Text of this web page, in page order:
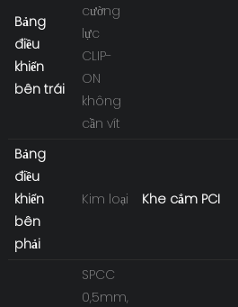
Bảng
điều
khiển
bên trái
cường
lực
CLIP-
ON
không
cần vít
Bảng
điều
khiển
bên
phải
Kim loại Khe cắm PCI
SPCC
0,5mm,